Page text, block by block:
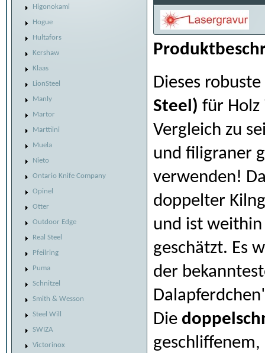
Higonokami
Hogue
Hultafors
Kershaw
Klaas
LionSteel
Manly
Martor
Marttiini
Muela
Nieto
Ontario Knife Company
Opinel
Otter
Outdoor Edge
Real Steel
Pfeilring
Puma
Schnitzel
Smith & Wesson
Steel Will
SWIZA
Victorinox
Dieses robuste
Steel) für
Vergleich zu
und filigraner
verwenden!
doppelter
und ist weithin
geschätzt. Es
der
Die